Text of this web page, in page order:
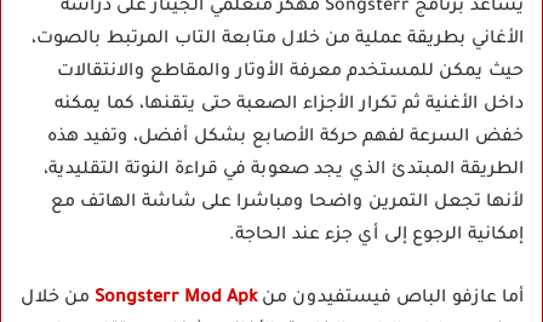
يساعد برنامج Songsterr مهكر متعلمي الجيتار على دراسة
الأغاني بطريقة عملية من خلال متابعة التاب المرتبط بالصوت،
حيث يمكن للمستخدم معرفة الأوتار والمقاطع والانتقالات
داخل الأغنية ثم تكرار الأجزاء الصعبة حتى يتقنها، كما يمكنه
خفض السرعة لفهم حركة الأصابع بشكل أفضل، وتفيد هذه
الطريقة المبتدئ الذي يجد صعوبة في قراءة النوتة التقليدية،
لأنها تجعل التمرين واضحا ومباشرا على شاشة الهاتف مع
إمكانية الرجوع إلى أي جزء عند الحاجة.
أما عازفو الباص فيستفيدون منSongsterr Mod Apk من خلال